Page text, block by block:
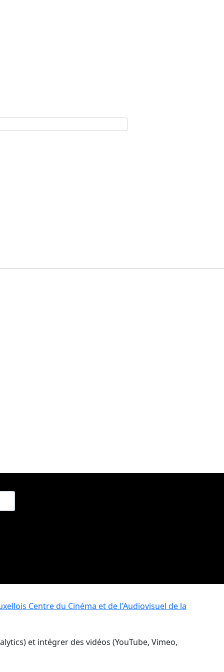
Centre du Cinéma et de l'Audiovisuel de la
et intégrer des vidéos (YouTube, Vimeo,